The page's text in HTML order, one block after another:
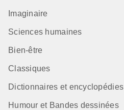
Imaginaire
Sciences humaines
Bien-être
Classiques
Dictionnaires et encyclopédies
Humour et Bandes dessinées